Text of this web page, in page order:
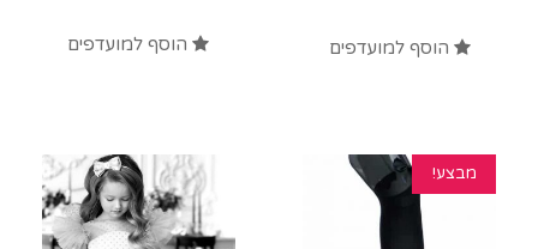
הוסף למועדפים הוסף למועדפים
מבצע!